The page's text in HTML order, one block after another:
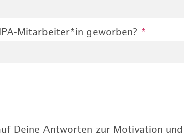
Mitarbeiter*in geworben? *
Deine Antworten zur Motivation